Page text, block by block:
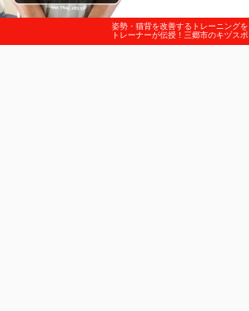
姿勢・猫背を改善するトレーニングを
トレーナーが伝授！三郷市のキヅスポ